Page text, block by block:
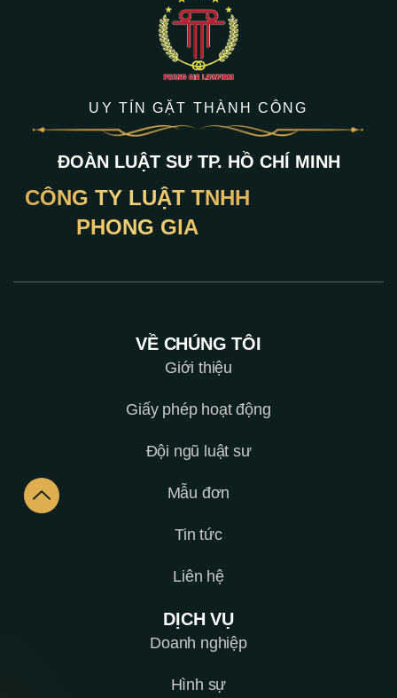
UY TÍN GẶT THÀNH CÔNG
ĐOÀN LUẬT SƯ TP. HỒ CHÍ MINH
CÔNG TY LUẬT TNHH
PHONG GIA
VỀ CHÚNG TÔI
Giới thiệu
Giấy phép hoạt động
Đội ngũ luật sư
Mẫu đơn
Tin tức
Liên hệ
DỊCH VỤ
Doanh nghiệp
Hình sự